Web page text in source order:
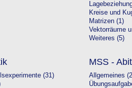
Kreise und
Matrizen (1)
Vektorräume
Weiteres (5)
(31)
MSS -
Allgemeines